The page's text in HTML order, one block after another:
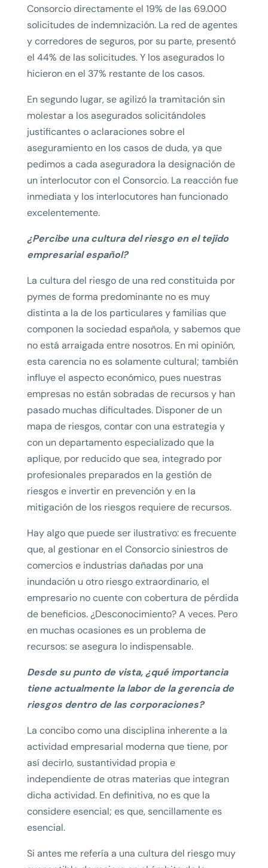
Consorcio directamente el 19% de las 69.000
solicitudes de indemnización. La red de agentes
y corredores de seguros, por su parte, presentó
el 44% de las solicitudes. Y los asegurados lo
hicieron en el 37% restante de los casos.
En segundo lugar, se agilizó la tramitación sin
molestar a los asegurados solicitándoles
justificantes o aclaraciones sobre el
aseguramiento en los casos de duda, ya que
pedimos a cada aseguradora la designación de
un interlocutor con el Consorcio. La reacción fue
inmediata y los interlocutores han funcionado
excelentemente.
¿Percibe una cultura del riesgo en el tejido
empresarial español?
La cultura del riesgo de una red constituida por
pymes de forma predominante no es muy
distinta a la de los particulares y familias que
componen la sociedad española, y sabemos que
no está arraigada entre nosotros. En mi opinión,
esta carencia no es solamente cultural; también
influye el aspecto económico, pues nuestras
empresas no están sobradas de recursos y han
pasado muchas dificultades. Disponer de un
mapa de riesgos, contar con una estrategia y
con un departamento especializado que la
aplique, por reducido que sea, integrado por
profesionales preparados en la gestión de
riesgos e invertir en prevención y en la
mitigación de los riesgos requiere de recursos.
Hay algo que puede ser ilustrativo: es frecuente
que, al gestionar en el Consorcio siniestros de
comercios e industrias dañadas por una
inundación u otro riesgo extraordinario, el
empresario no cuente con cobertura de pérdida
de beneficios. ¿Desconocimiento? A veces. Pero
en muchas ocasiones es un problema de
recursos: se asegura lo indispensable.
Desde su punto de vista, ¿qué importancia
tiene actualmente la labor de la gerencia de
riesgos dentro de las corporaciones?
La concibo como una disciplina inherente a la
actividad empresarial moderna que tiene, por
así decirlo, sustantividad propia e
independiente de otras materias que integran
dicha actividad. En definitiva, no es que la
considere esencial; es que, sencillamente es
esencial.
Si antes me refería a una cultura del riesgo muy